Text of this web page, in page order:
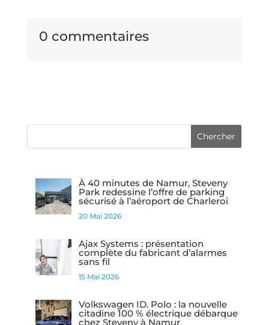
0 commentaires
À 40 minutes de Namur, Steveny
Park redessine l’offre de parking
sécurisé à l’aéroport de Charleroi
20 Mai 2026
Ajax Systems : présentation
complète du fabricant d’alarmes
sans fil
15 Mai 2026
Volkswagen ID. Polo : la nouvelle
citadine 100 % électrique débarque
chez Steveny à Namur